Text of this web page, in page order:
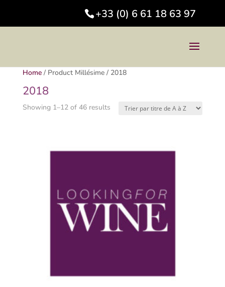
+33 (0) 6 61 18 63 97
Home/ Product Millésime/ 2018
2018
Showing 1–12 of 46 results